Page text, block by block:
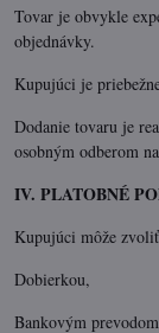
Tovar je obvykle
objednávky.
Kupujúci je
Dodanie tovaru je
osobným odberom
IV. PLATOBNÉ
Kupujúci môže
Dobierkou,
Bankovým